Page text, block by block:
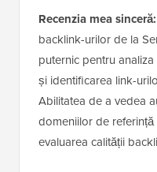
Recenzia mea sinceră:
backlink-urilor de la
puternic pentru
și identificarea link-
Abilitatea de a vedea
domeniilor de
evaluarea calității